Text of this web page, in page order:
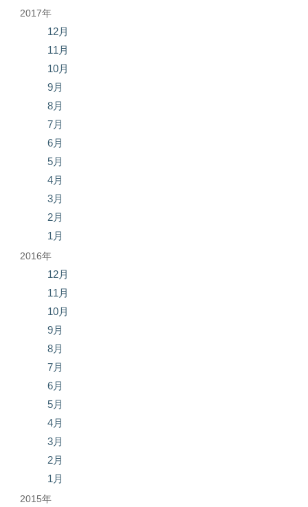
2017年
12月
11月
10月
9月
8月
7月
6月
5月
4月
3月
2月
1月
2016年
12月
11月
10月
9月
8月
7月
6月
5月
4月
3月
2月
1月
2015年